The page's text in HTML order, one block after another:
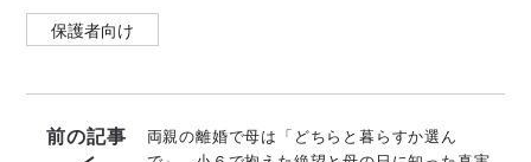
保護者向け
前の記事
両親の離婚で母は「どちらと暮らすか選ん